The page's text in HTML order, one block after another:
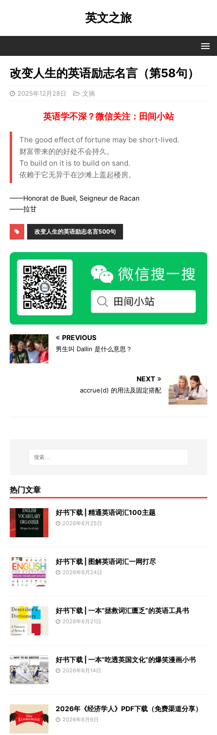
英文之旅
改变人生的英语励志名言（第58句）
2025年12月28日 文摘
英语学不深？微信关注：田间小站
The good effect of fortune may be short-lived.
财富带来的的好处不会持久。
To build on it is to build on sand.
依赖于它无异于在沙滩上盖起楼房。
——Honorat de Bueil, Seigneur de Racan
——拉甘
改变人生的英语励志名言500句
PREVIOUS
男生叫 Dallin 是什么意思？
NEXT
accrue(d) 的用法及固定搭配
热门文章
好书下载 | 精通英语词汇100主题
2026年6月25日
好书下载 | 图解英语词汇一网打尽
2026年6月24日
好书下载 | 一本“拯救词汇匮乏”的英语工具书
2026年6月21日
好书下载 | 一本“吃透英国文化”的爆笑漫画小书
2026年6月14日
2026年《经济学人》PDF下载（免费渠道分享）
2026年6月6日